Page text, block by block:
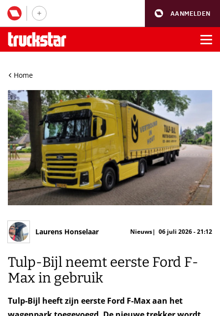
AANMELDEN
Home
Laurens Honselaar Nieuws 06 juli 2026 - 21:12
Tulp-Bijl neemt eerste Ford F-
Max in gebruik
Tulp-Bijl heeft zijn eerste Ford F-Max aan het